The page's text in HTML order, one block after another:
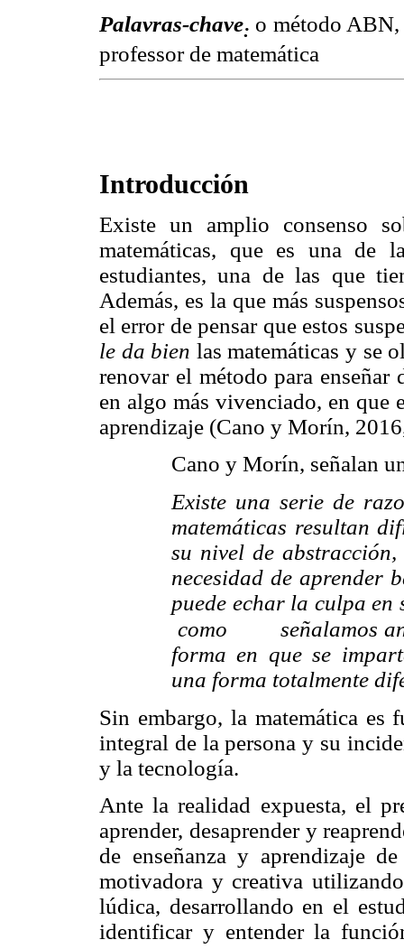
Palavras-chave: o método ABN,
professor de matemática
Introducción
Existe un amplio consenso
matemáticas, que es una de
estudiantes, una de las que
Además, es la que más
el error de pensar que estos
le da bien las matemáticas y se
renovar el método para enseñar
en algo más vivenciado, en que
aprendizaje (Cano y Morín,
Cano y Morín, señalan
Existe una serie de
matemáticas resultan
su nivel de
necesidad de aprender
puede echar la culpa
como señalamos
forma en que se
una forma totalmente
Sin embargo, la matemática es
integral de la persona y su
y la tecnología.
Ante la realidad expuesta, el
aprender, desaprender y
de enseñanza y aprendizaje
motivadora y creativa
lúdica, desarrollando en el
identificar y entender la